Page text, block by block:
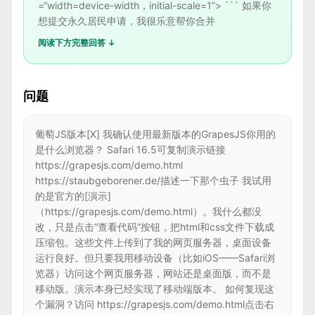
=“width=device-width，initial-scale=1”> ``` 如果你
想提交永久居民申请，我很乐意帮你合并
阅读下方完整回答 ↓
问题
葡萄JS版本[X] 我确认使用最新版本的GrapesJS你用的
是什么浏览器？ Safari 16.5可复制演示链接
https://grapesjs.com/demo.html
https://staubgeborener.de/描述一下那个虫子 我试用
的是官方的[演示]
（https://grapesjs.com/demo.html）。我什么都没
改，只是点击“查看代码”按钮，把html和css文件下载成
压缩包。这些文件上传到了我的网页服务器，桌面设备
运行良好。但只要我用移动设备（比如iOS——Safari浏
览器）访问这个网页服务器，网站还是桌面版，而不是
移动版。演示本身已经实现了移动端版本。 如何复现这
个漏洞？访问 https://grapesjs.com/demo.html点击右